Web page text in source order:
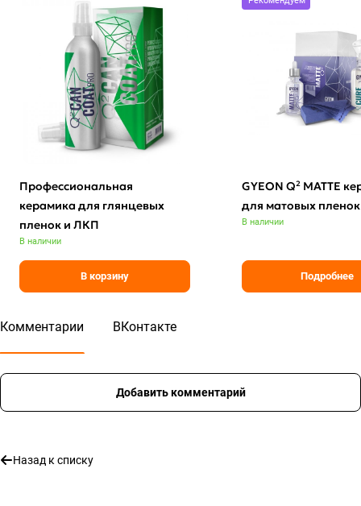
Профессиональная
керамика для глянцевых
пленок и ЛКП
В наличии
В корзину
GYEON Q² MATTE
для матовых
В наличии
Подробнее
Комментарии ВКонтакте
Добавить комментарий
Назад к списку